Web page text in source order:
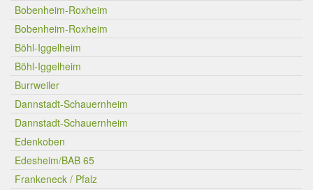
Bobenheim-Roxheim
Bobenheim-Roxheim
Böhl-Iggelheim
Böhl-Iggelheim
Burrweiler
Dannstadt-Schauernheim
Dannstadt-Schauernheim
Edenkoben
Edesheim/BAB 65
Frankeneck / Pfalz